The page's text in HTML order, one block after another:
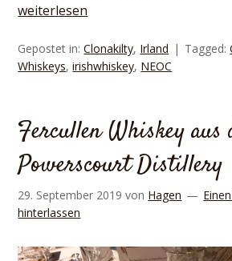
weiterlesen
Gepostet in:Clonakilty, Irland Tagged:
Whiskeys,irishwhiskey, NEOC
Fercullen Whiskey aus
Powerscourt Distillery
29. September 2019 von Hagen
hinterlassen